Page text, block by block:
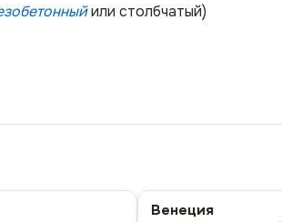
или столбчатый)
Венеция